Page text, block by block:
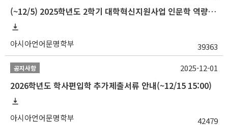
(~12/5) 2025학년도 2학기 대학혁신지원사업 인문학 역량강화 국제학술대회 참가 경비 지원 안내(2차)
아시아언어문명학부 39363
공지사항
2026학년도 학사편입학 추가제출서류 안내(~12/15 15:00)
아시아언어문명학부 42479
2025-12-01